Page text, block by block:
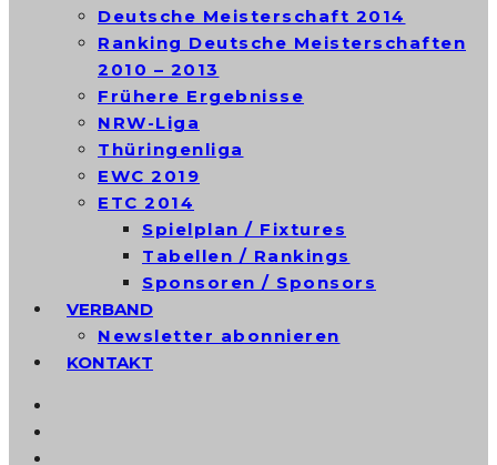
Deutsche Meisterschaft 2014
Ranking Deutsche Meisterschaften
2010 – 2013
Frühere Ergebnisse
NRW-Liga
Thüringenliga
EWC 2019
ETC 2014
Spielplan / Fixtures
Tabellen / Rankings
Sponsoren / Sponsors
VERBAND
Newsletter abonnieren
KONTAKT